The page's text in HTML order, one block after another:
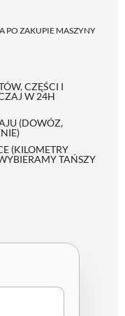
PO ZAKUPIE MASZYNY
CZĘŚCI I
W 24H
(DOWÓZ,
(KILOMETRY
TAŃSZY